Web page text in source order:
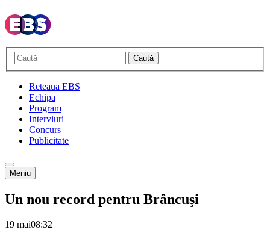
Caută
Reteaua EBS
Echipa
Program
Interviuri
Concurs
Publicitate
Meniu
Un nou record pentru Brâncuşi
19 mai08:32